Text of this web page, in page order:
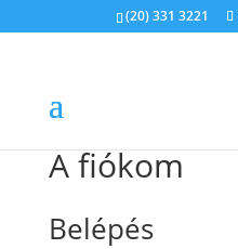
(20) 331 3221
A fiókom
Belépés